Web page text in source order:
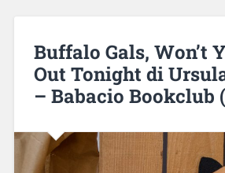
Buffalo Gals, Won’t
Out Tonight di
– Babacio Bookclub